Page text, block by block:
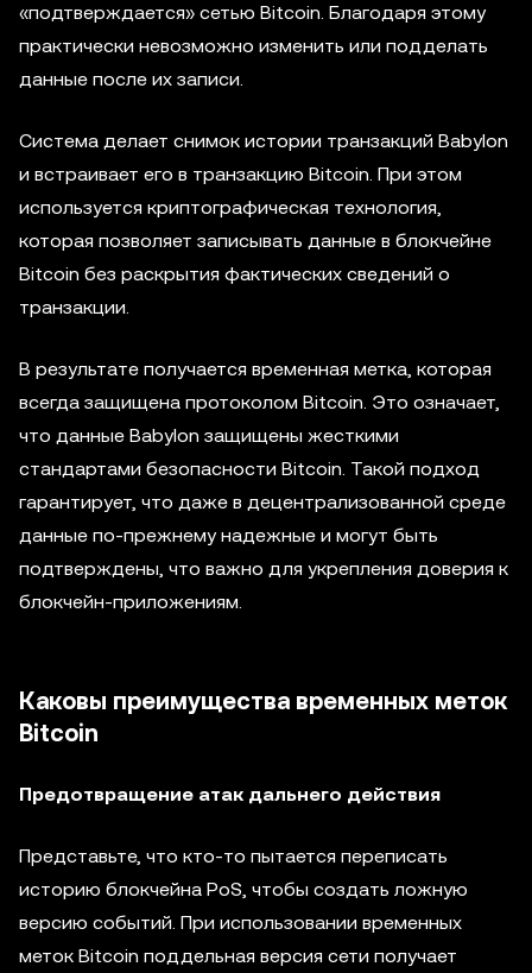
«подтверждается» сетью Bitcoin. Благодаря этому
практически невозможно изменить или подделать
данные после их записи.
Система делает снимок истории транзакций Babylon
и встраивает его в транзакцию Bitcoin. При этом
используется криптографическая технология,
которая позволяет записывать данные в блокчейне
Bitcoin без раскрытия фактических сведений о
транзакции.
В результате получается временная метка, которая
всегда защищена протоколом Bitcoin. Это означает,
что данные Babylon защищены жесткими
стандартами безопасности Bitcoin. Такой подход
гарантирует, что даже в децентрализованной среде
данные по-прежнему надежные и могут быть
подтверждены, что важно для укрепления доверия к
блокчейн-приложениям.
Каковы преимущества временных меток
Bitcoin
Предотвращение атак дальнего действия
Представьте, что кто-то пытается переписать
историю блокчейна PoS, чтобы создать ложную
версию событий. При использовании временных
меток Bitcoin поддельная версия сети получает